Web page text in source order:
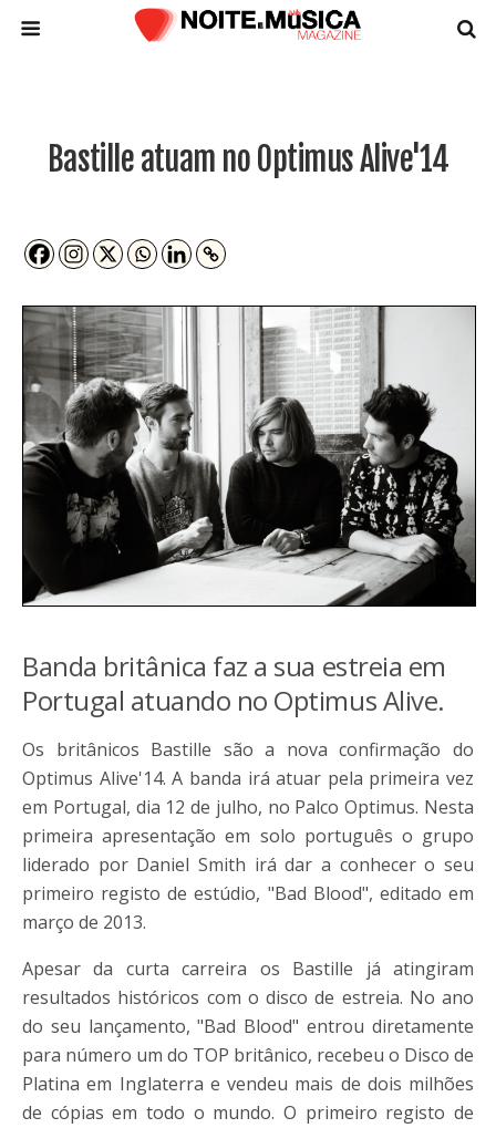
Bastille atuam no Optimus Alive'14
Banda britânica faz a sua estreia em
Portugal atuando no Optimus Alive.
Os britânicos Bastille são a nova confirmação do
Optimus Alive'14. A banda irá atuar pela primeira vez
em Portugal, dia 12 de julho, no Palco Optimus. Nesta
primeira apresentação em solo português o grupo
liderado por Daniel Smith irá dar a conhecer o seu
primeiro registo de estúdio, "Bad Blood", editado em
março de 2013.
Apesar da curta carreira os Bastille já atingiram
resultados históricos com o disco de estreia. No ano
do seu lançamento, "Bad Blood" entrou diretamente
para número um do TOP britânico, recebeu o Disco de
Platina em Inglaterra e vendeu mais de dois milhões
de cópias em todo o mundo. O primeiro registo de